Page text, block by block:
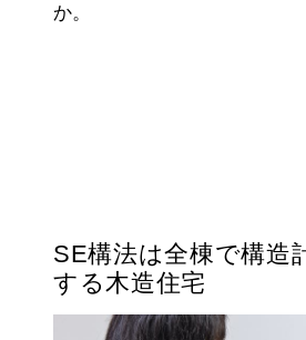
か。
SE構法は全棟で構造
する木造住宅